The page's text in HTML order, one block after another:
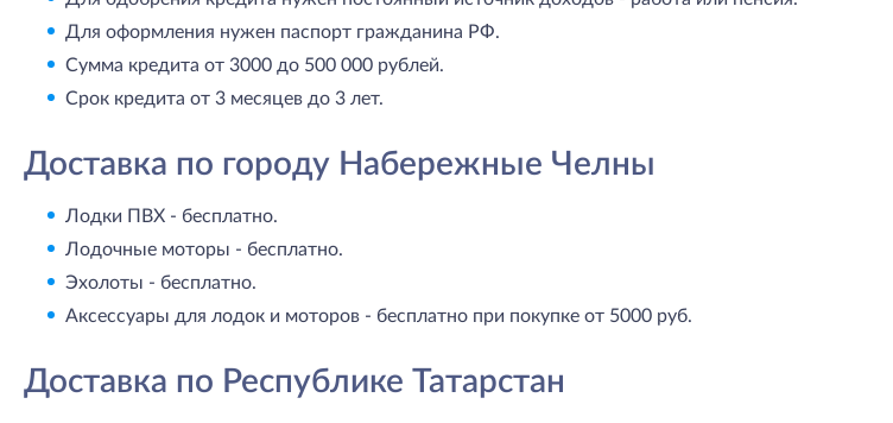
Для оформления нужен паспорт гражданина РФ.
Сумма кредита от 3000 до 500 000 рублей.
Срок кредита от 3 месяцев до 3 лет.
Доставка по городу Набережные Челны
Лодки ПВХ - бесплатно.
Лодочные моторы - бесплатно.
Эхолоты - бесплатно.
Аксессуары для лодок и моторов - бесплатно при покупке от 5000 руб.
Доставка по Республике Татарстан